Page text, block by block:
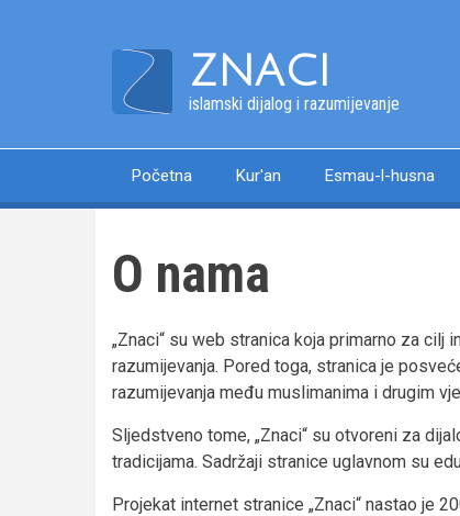
ZNACI
islamski dijalog i razumijevanje
Main
Početna Kur'an Esmau-l-husna
O nama
„Znaci“ su web stranica koja primarno za
razumijevanja. Pored toga, stranica je
razumijevanja među muslimanima i drugim
Sljedstveno tome, „Znaci“ su otvoreni za
tradicijama. Sadržaji stranice uglavnom su
Projekat internet stranice „Znaci“ nastao je